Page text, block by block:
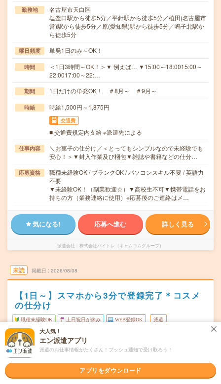
勤務地
名古屋市天白区
塩釜口駅から徒歩5分／平針駅から徒歩5分／植田(名古屋市
営)駅から徒歩5分／原(愛知県)駅から徒歩5分／鳴子北駅か
ら徒歩5分
曜日頻度 単発1日のみ～OK！
時間
＜1日3時間～OK！＞▼ 例えば… ▼15:00～18:0015:00～
22:0017:00～22:…
期間 1日だけの単発OK！ ＃8月～ ＃9月～
時給 時給1,500円～1,875円
交通費
■ 交通費規定内支給 ※派遣先による
仕事内容
＼お菓子の仕分け／＜とってもシンプルなので未経験でも
安心！＞▼封入作業及び梱包▼雑誌や書籍などの仕分…
応募資格
職種未経験OK / ブランクOK / パソコンスキル不要 / 英語力
不要
▼未経験OK！（副業歓迎☆）▼高校生不可▼携帯電話をお
持ちの方（業務連絡に使用）※応募後のご連絡はメ…
気になる! 応募へ進む 詳しく見る
派遣会社 株式会社バイトレ（キャムコムグループ）
未読 掲載日 2026/08/08
【1日～】スマホから3分で登録完了＊コスメ
の仕分け
職種未経験OK 土日祝日が休み WEB登録OK 派遣
勤務地
愛知県一宮市
尾張一宮駅からバイク・車---分／名鉄一宮駅からバイク・
車---分／木曽川駅からバイク・車---分／新木曽川駅からバ
イク・車---分／妙興寺駅からバイク・車---分
曜日頻度 月～金のうち、1日～OK！
大人気！
エン派遣アプリ
派遣のお仕事情報がたくさん！プッシュ通知で受け取ろう！
アプリをダウンロード